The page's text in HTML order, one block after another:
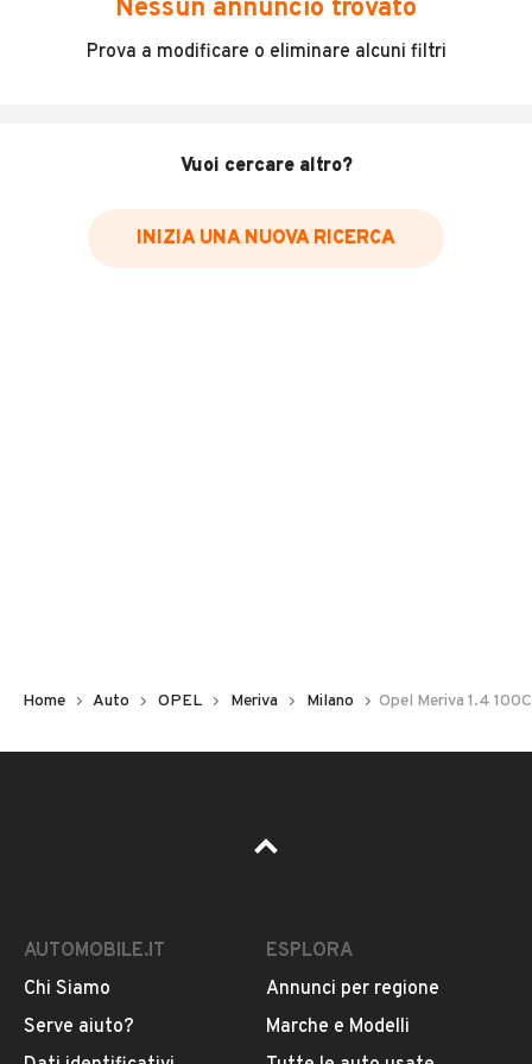
Incidenti in cui è stato coinvolto il veicolo
Data e luogo delle revisioni effettuate
Inserisci il numero di targa per verificare la disponibilità
Pubblicità
Nessun annuncio trovato
Prova a modificare o eliminare alcuni filtri
Vuoi cercare altro?
INIZIA UNA NUOVA RICERCA
Home Auto OPEL Meriva Milano Opel Meriva 1.4
AUTOMOBILE.IT
Chi Siamo
Serve aiuto?
ESPLORA
Annunci per regione
Marche e Modelli